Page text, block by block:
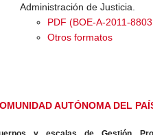
Administración de Justicia.
PDF (BOE-A-2011-
Otros formatos
AUTÓNOMA DEL